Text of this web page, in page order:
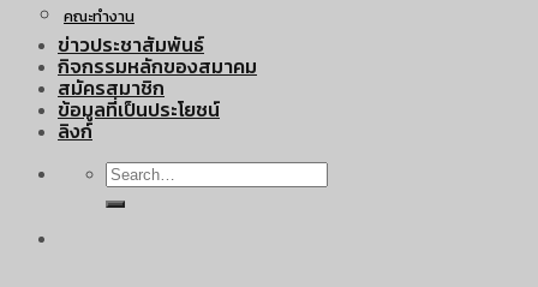
คณะทำงาน
ข่าวประชาสัมพันธ์
กิจกรรมหลักของสมาคม
สมัครสมาชิก
ข้อมูลที่เป็นประโยชน์
ลิงก์